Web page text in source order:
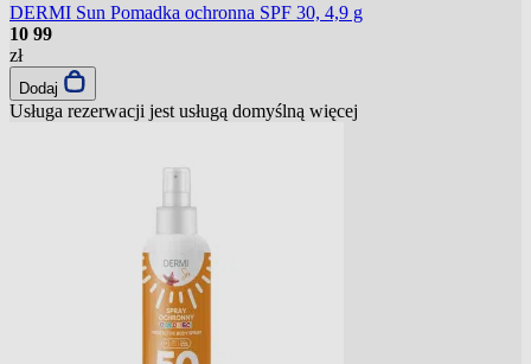
DERMI Sun Pomadka ochronna SPF 30, 4,9 g
10 99
zł
Dodaj
Usługa rezerwacji jest usługą domyślną więcej